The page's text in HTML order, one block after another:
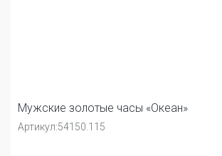
Мужские золотые часы «Океан»
Артикул:54150.115